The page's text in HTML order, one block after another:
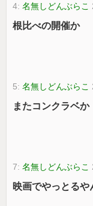
4:名無しどんぶらこ
根比べの開催か
5:名無しどんぶらこ
またコンクラベか
7:名無しどんぶらこ
映画でやっとるや